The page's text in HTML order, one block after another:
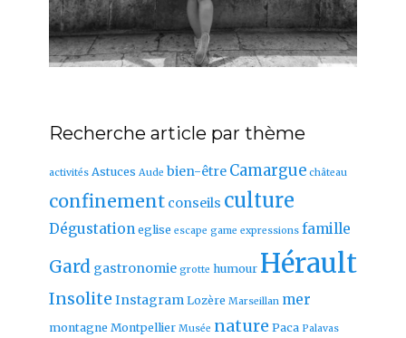
Recherche article par thème
activités Astuces Aude bien-être Camargue château
confinement conseils culture
Dégustation eglise escape game expressions famille
Gard gastronomie grotte humour Hérault
Insolite Instagram Lozère Marseillan mer
montagne Montpellier Musée nature Paca Palavas